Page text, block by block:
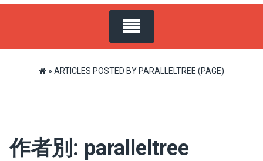
» ARTICLES POSTED BY PARALLELTREE (PAGE)
作者別: paralleltree